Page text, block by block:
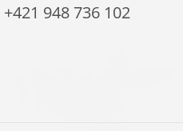
+421 948 736 102